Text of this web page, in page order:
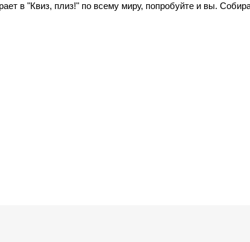
в "Квиз, плиз!" по всему миру, попробуйте и вы.